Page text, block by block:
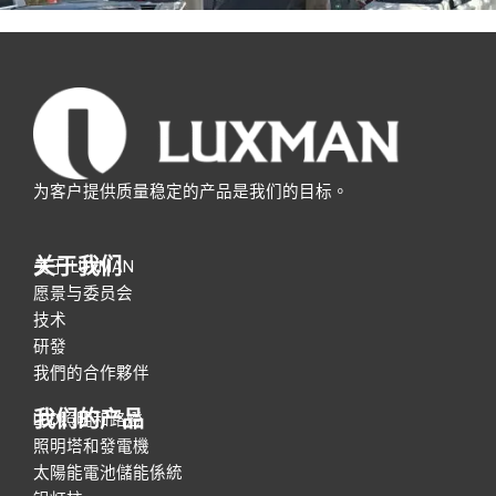
为客户提供质量稳定的产品是我们的目标。
关于我们
关于 LUXMAN
愿景与委员会
技术
研發
我們的合作夥伴
我们的产品
LED照明和路燈
照明塔和發電機
太陽能電池儲能係統